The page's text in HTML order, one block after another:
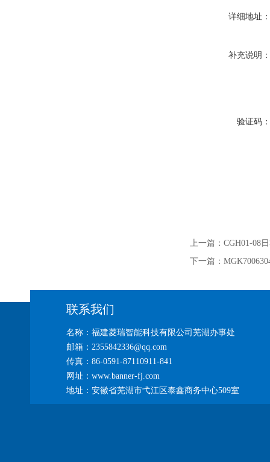
详细地址：
补充说明：
验证码：
上一篇： CGH01-08
下一篇：
联系我们
名称：福建菱瑞智能科技有限公司芜湖办事处
邮箱：2355842336@qq.com
传真：86-0591-87110911-841
网址：www.banner-fj.com
地址：安徽省芜湖市弋江区泰鑫商务中心509室